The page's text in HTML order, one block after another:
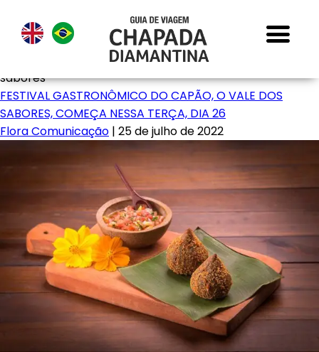
sabores
FESTIVAL GASTRONÔMICO DO CAPÃO, O VALE DOS
SABORES, COMEÇA NESSA TERÇA, DIA 26
Flora Comunicação | 25 de julho de 2022